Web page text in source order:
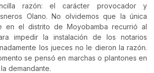
razón: el carácter provocador y
Olano. No olvidemos que la única
en el distrito de Moyobamba recurrió al
impedir la instalación de los notarios
los jueces no le dieron la razón.
se pensó en marchas o plantones en
demandante.